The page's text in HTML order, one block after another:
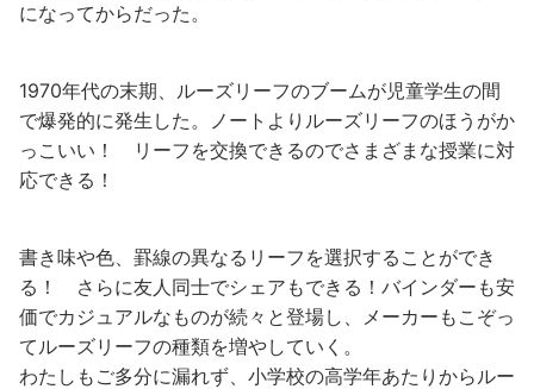
になってからだった。
1970年代の末期、ルーズリーフのブームが児童学生の間
で爆発的に発生した。ノートよりルーズリーフのほうがか
っこいい！ リーフを交換できるのでさまざまな授業に対
応できる！
書き味や色、罫線の異なるリーフを選択することができ
る！ さらに友人同士でシェアもできる！バインダーも安
価でカジュアルなものが続々と登場し、メーカーもこぞっ
てルーズリーフの種類を増やしていく。
わたしもご多分に漏れず、小学校の高学年あたりからルー